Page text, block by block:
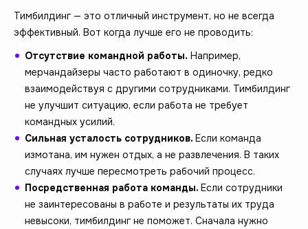
Тимбилдинг — это отличный инструмент, но не всегда
эффективный. Вот когда лучше его не проводить:
Отсутствие командной работы. Например,
мерчандайзеры часто работают в одиночку, редко
взаимодействуя с другими сотрудниками. Тимбилдинг
не улучшит ситуацию, если работа не требует
командных усилий.
Сильная усталость сотрудников. Если команда
измотана, им нужен отдых, а не развлечения. В таких
случаях лучше пересмотреть рабочий процесс.
Посредственная работа команды. Если сотрудники
не заинтересованы в работе и результаты их труда
невысоки, тимбилдинг не поможет. Сначала нужно